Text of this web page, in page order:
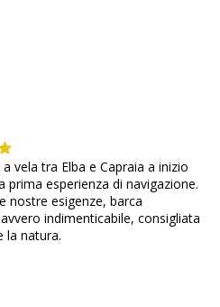
vela tra Elba e Capraia a inizio
prima esperienza di navigazione.
nostre esigenze, barca
indimenticabile, consigliata
la natura.